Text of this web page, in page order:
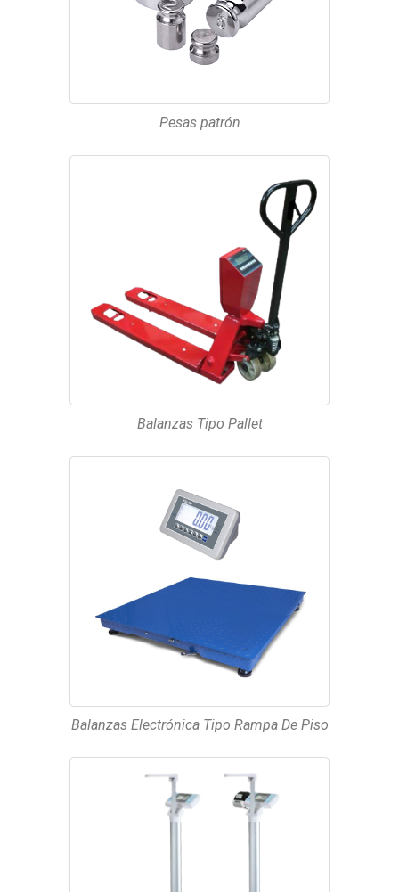
Pesas patrón
Balanzas Tipo Pallet
Balanzas Electrónica Tipo Rampa De Piso